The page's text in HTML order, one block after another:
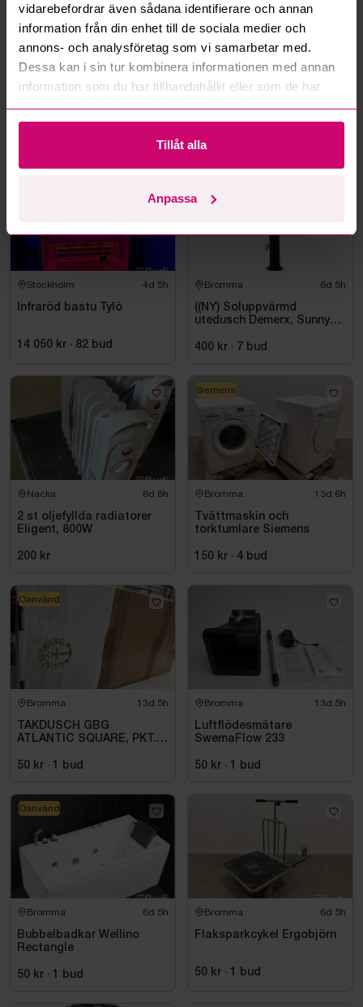
vidarebefordrar även sådana identifierare och annan
information från din enhet till de sociala medier och
annons- och analysföretag som vi samarbetar med.
Dessa kan i sin tur kombinera informationen med annan
information som du har tillhandahållit eller som de har
samlat in när du har använt deras tjänster.
Tillåt alla
Anpassa
Kan ni frakta mina vunna objekt?
Läs fler frågor och svar
Mer från samma kategori
Stockholm 4d 5h
Infraröd bastu Tylö
14 050 kr · 82 bud
Bromma 6d 5h
((NY) Soluppvärmd
utedusch Demerx, Sunny
400 kr · 7 bud
Nacka 6d 8h
2 st oljefyllda radiatorer
Eligent, 800W
200 kr
Bromma 13d 6h
Tvättmaskin och
torktumlare Siemens
150 kr · 4 bud
Siemens
Bromma 13d 5h
TAKDUSCH GBG
ATLANTIC SQUARE, PKT.
KROM
50 kr · bud
Oanvänd
Bromma 13d 5h
Luftflödesmätare
SwemaFlow 233
50 kr · bud
Bromma 6d 5h
Bubbelbadkar Wellino
Rectangle
50 kr · bud
Oanvänd
Bromma 6d 5h
Flaksparkcykel Ergobjörn
50 kr · bud